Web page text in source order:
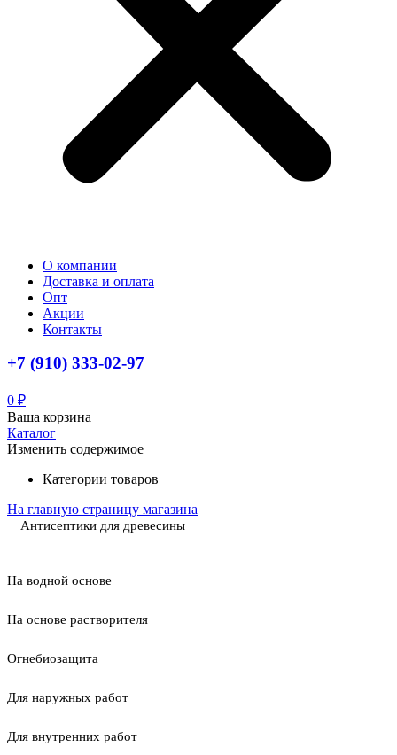
О компании
Доставка и оплата
Опт
Акции
Контакты
+7 (910) 333-02-97
0 ₽
Ваша корзина
Каталог
Изменить содержимое
Категории товаров
На главную страницу магазина
Антисептики для древесины
На водной основе
На основе растворителя
Огнебиозащита
Для наружных работ
Для внутренних работ